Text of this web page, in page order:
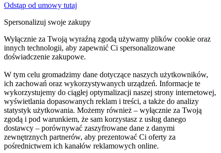
Odstąp od umowy tutaj
Spersonalizuj swoje zakupy
Wyłącznie za Twoją wyraźną zgodą używamy plików cookie oraz
innych technologii, aby zapewnić Ci spersonalizowane
doświadczenie zakupowe.
W tym celu gromadzimy dane dotyczące naszych użytkowników,
ich zachowań oraz wykorzystywanych urządzeń. Informacje te
wykorzystujemy do ciągłej optymalizacji naszej strony internetowej,
wyświetlania dopasowanych reklam i treści, a także do analizy
statystyk użytkowania. Możemy również – wyłącznie za Twoją
zgodą i pod warunkiem, że sam korzystasz z usług danego
dostawcy – porównywać zaszyfrowane dane z danymi
zewnętrznych partnerów, aby prezentować Ci oferty za
pośrednictwem ich kanałów reklamowych online.